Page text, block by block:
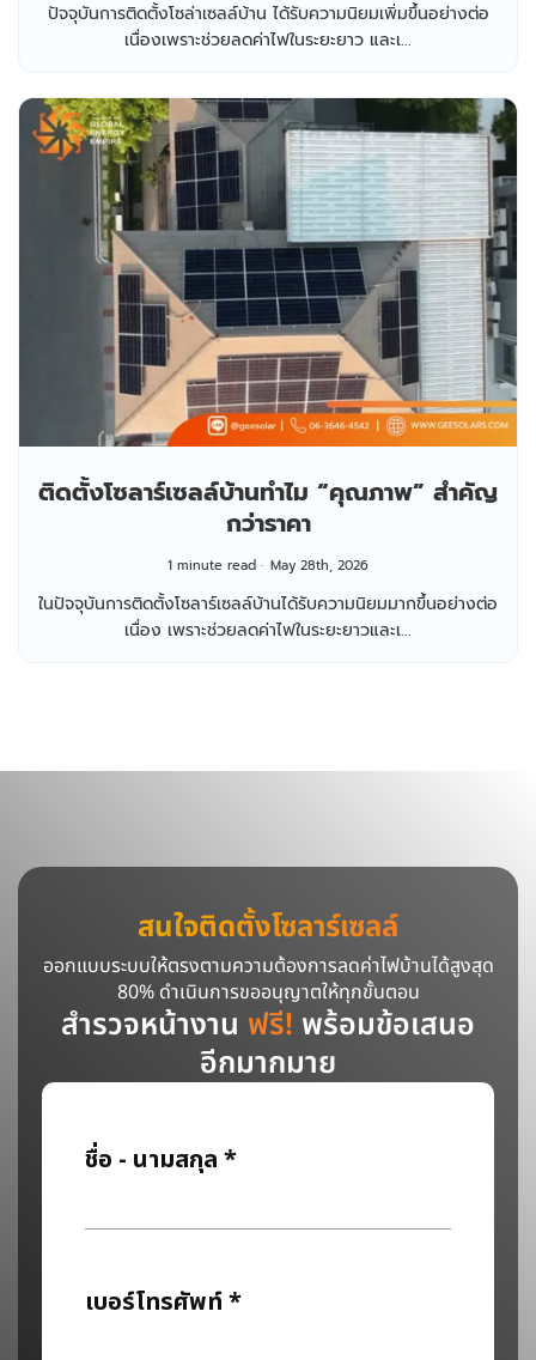
ปัจจุบันการติดตั้งโซล่าเซลล์บ้าน ได้รับความนิยมเพิ่มขึ้นอย่างต่อ
เนื่องเพราะช่วยลดค่าไฟในระยะยาว และเ...
ติดตั้งโซลาร์เซลล์บ้านทำไม “คุณภาพ” สำคัญ
กว่าราคา
1 minute read May 28th, 2026
ในปัจจุบันการติดตั้งโซลาร์เซลล์บ้านได้รับความนิยมมากขึ้นอย่างต่อ
เนื่อง เพราะช่วยลดค่าไฟในระยะยาวและเ...
สนใจติดตั้งโซลาร์เซลล์
ออกแบบระบบให้ตรงตามความต้องการลดค่าไฟบ้านได้สูงสุด
80% ดำเนินการขออนุญาตให้ทุกขั้นตอน
สำรวจหน้างาน ฟรี! พร้อมข้อเสนอ
อีกมากมาย